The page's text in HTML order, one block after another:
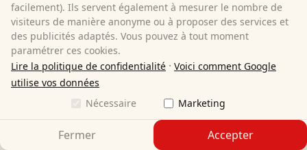
Matelas en mousse froide K16 / 80x200 cm / H2
+ H3 / 16 cm d'épaisseur Twin
80 x 200 cm
facilement). Ils servent également à mesurer le nombre de
visiteurs de manière anonyme ou à proposer des services et
des publicités adaptés. Vous pouvez à tout moment
paramétrer ces cookies.
Lire la politique de confidentialité · Voici comment Google
utilise vos données
Nécessaire
Marketing
Fermer Accepter